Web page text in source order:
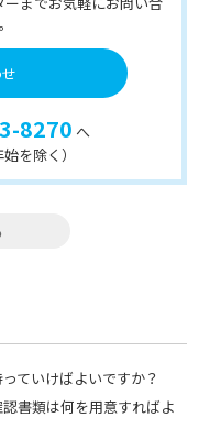
8270 へ
を除く）
ていけばよいですか？
書類は何を用意すればよ